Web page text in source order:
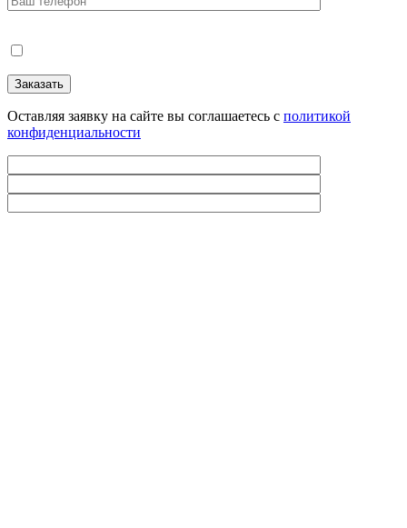
Оставляя заявку на сайте вы соглашаетесь с политикой
конфиденциальности